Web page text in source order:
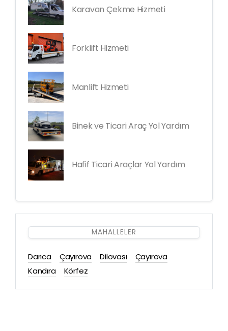
Karavan Çekme Hizmeti
Forklift Hizmeti
Manlift Hizmeti
Binek ve Ticari Araç Yol Yardım
Hafif Ticari Araçlar Yol Yardım
MAHALLELER
Darıca Çayırova Dilovası
Çayırova
Kandıra
Körfez